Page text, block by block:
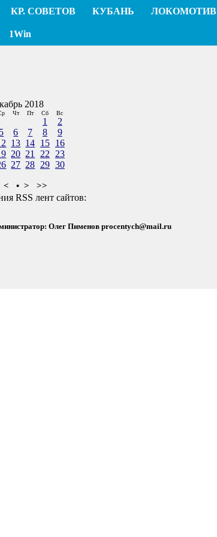
КР. СОВЕТОВ КУБАНЬ ЛОКОМОТИВ
1Win
2018
Чт Пт Сб Вс
1
2
5 6 7 8
9
13 14 15 16
20 21 22
23
27 28 29 30
< • > >>
RSS лент сайтов:
Олег Пименовprocentych@mail.ru